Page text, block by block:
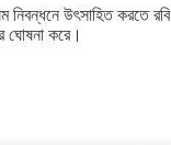
নিবন্ধনে উৎসাহিত করতে
ঘোষনা করে।